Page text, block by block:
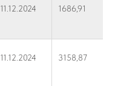
11.12.2024 1686,91
11.12.2024 3158,87